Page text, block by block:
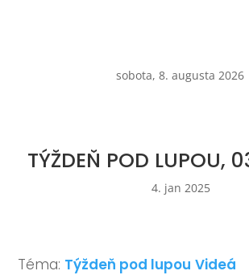
sobota, 8. augusta 2026
TÝŽDEŇ POD LUPOU,
4. jan 2025
Téma: Týždeň pod lupou Videá